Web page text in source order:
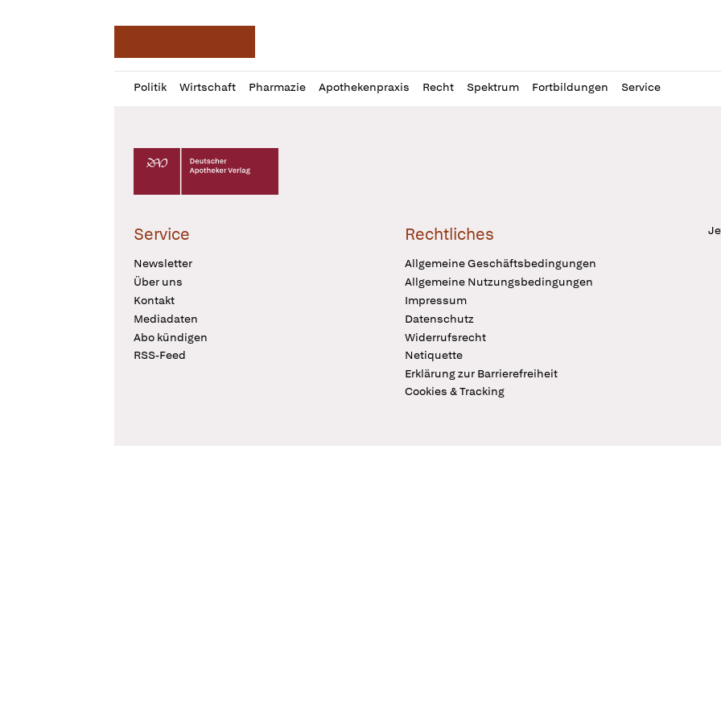
Politik Wirtschaft Pharmazie Apothekenpraxis Recht Spektrum Fortbildungen Service
Profil
öffnen
Daz
Pur
Deutscher Apotheker Verlag Logo
Service
Newsletter
Über uns
Kontakt
Mediadaten
Abo kündigen
RSS-Feed
Rechtliches
Allgemeine Geschäftsbedingungen
Allgemeine Nutzungsbedingungen
Impressum
Datenschutz
Widerrufsrecht
Netiquette
Erklärung zur Barrierefreiheit
Cookies & Tracking